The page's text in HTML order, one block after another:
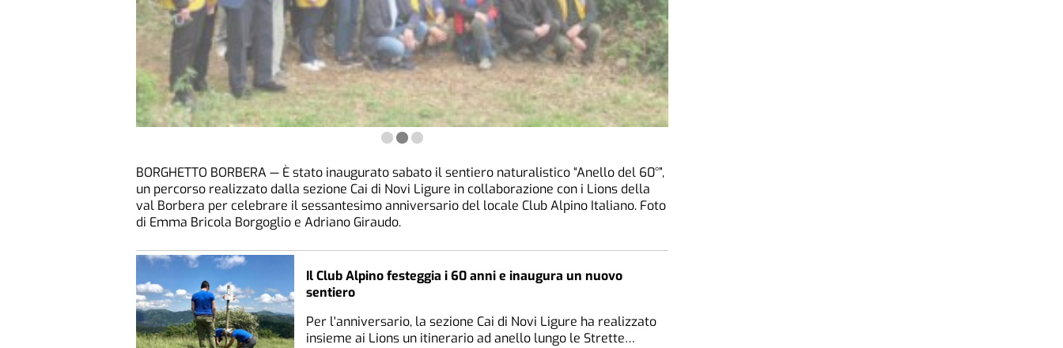
BORGHETTO BORBERA — È stato inaugurato sabato il sentiero naturalistico “Anello del 60°”,
un percorso realizzato dalla sezione Cai di Novi Ligure in collaborazione con i Lions della
val Borbera per celebrare il sessantesimo anniversario del locale Club Alpino Italiano. Foto
di Emma Bricola Borgoglio e Adriano Giraudo.
Il Club Alpino festeggia i 60 anni e inaugura un nuovo
sentiero
Per l'anniversario, la sezione Cai di Novi Ligure ha realizzato
insieme ai Lions un itinerario ad anello lungo le Strette…